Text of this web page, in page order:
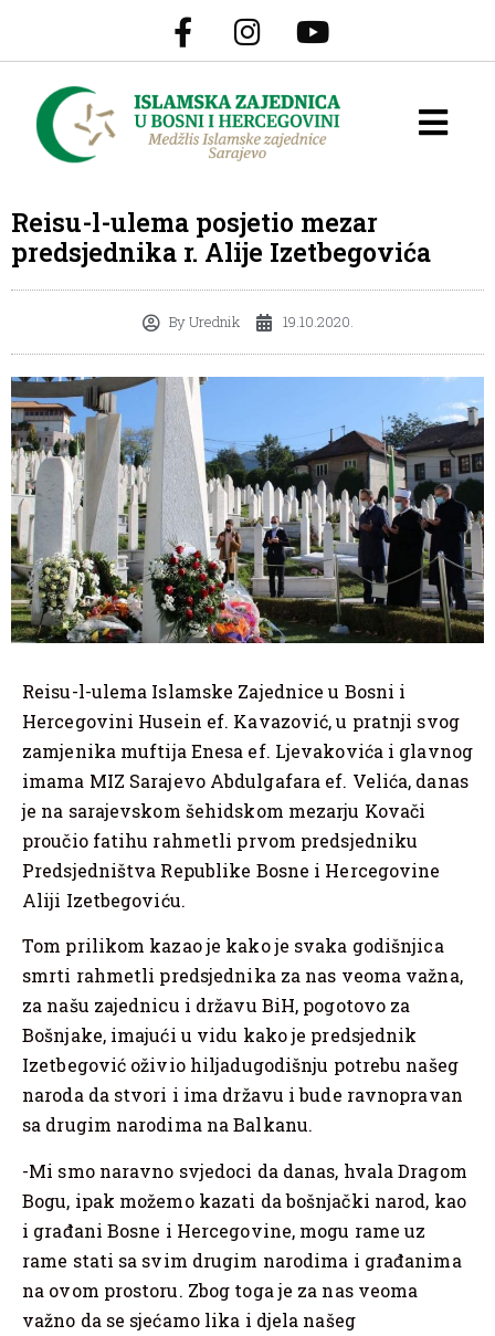
Reisu-l-ulema posjetio mezar
predsjednika r. Alije Izetbegovića
ByUrednik 19.10.2020.
Reisu-l-ulema Islamske Zajednice u Bosni i
Hercegovini Husein ef. Kavazović, u pratnji svog
zamjenika muftija Enesa ef. Ljevakovića i glavnog
imama MIZ Sarajevo Abdulgafara ef. Velića, danas
je na sarajevskom šehidskom mezarju Kovači
proučio fatihu rahmetli prvom predsjedniku
Predsjedništva Republike Bosne i Hercegovine
Aliji Izetbegoviću.
Tom prilikom kazao je kako je svaka godišnjica
smrti rahmetli predsjednika za nas veoma važna,
za našu zajednicu i državu BiH, pogotovo za
Bošnjake, imajući u vidu kako je predsjednik
Izetbegović oživio hiljadugodišnju potrebu našeg
naroda da stvori i ima državu i bude ravnopravan
sa drugim narodima na Balkanu.
-Mi smo naravno svjedoci da danas, hvala Dragom
Bogu, ipak možemo kazati da bošnjački narod, kao
i građani Bosne i Hercegovine, mogu rame uz
rame stati sa svim drugim narodima i građanima
na ovom prostoru. Zbog toga je za nas veoma
važno da se sjećamo lika i djela našeg